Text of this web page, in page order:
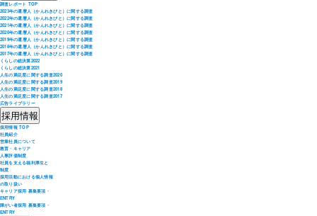
調査レポート TOP
2023年の還暦人（かんれきびと）に関する調査
2022年の還暦人（かんれきびと）に関する調査
2021年の還暦人（かんれきびと）に関する調査
2020年の還暦人（かんれきびと）に関する調査
2019年の還暦人（かんれきびと）に関する調査
2018年の還暦人（かんれきびと）に関する調査
2017年の還暦人（かんれきびと）に関する調査
くらしの総決算2022
くらしの総決算2021
人生の満足度に関する調査2020
人生の満足度に関する調査2019
人生の満足度に関する調査2018
人生の満足度に関する調査2017
広告ライブラリー
採用情報
採用情報 TOP
社員紹介
営業社員について
教育・キャリア
人事評価制度
社員を支える福利厚生と
制度
採用活動における個人情報
の取り扱い
キャリア採用 募集要項・
ENTRY
障がい者採用 募集要項・
ENTRY